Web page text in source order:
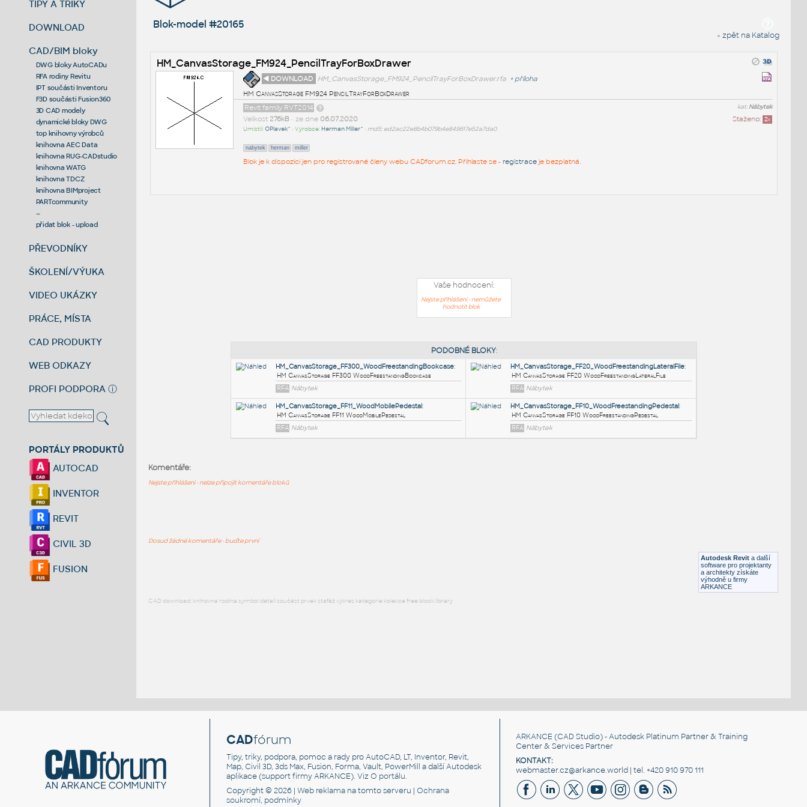
TIPY A TRIKY
DOWNLOAD
CAD/BIM bloky
DWG bloky AutoCADu
RFA rodiny Revitu
IPT součásti Inventoru
F3D součásti Fusion360
3D CAD modely
dynamické bloky DWG
top knihovny výrobců
knihovna AEC Data
knihovna RUG-CADstudio
knihovna WATG
knihovna TDCZ
knihovna BIMproject
PARTcommunity
--
přidat blok - upload
PŘEVODNÍKY
ŠKOLENÍ/VÝUKA
VIDEO UKÁZKY
PRÁCE, MÍSTA
CAD PRODUKTY
WEB ODKAZY
PROFI PODPORA ⓘ
PORTÁLY PRODUKTŮ
AUTOCAD
INVENTOR
REVIT
CIVIL 3D
FUSION
Blok-model #20165
« zpět na Katalog
HM_CanvasStorage_FM924_PencilTrayForBoxDrawer
◄ DOWNLOAD HM_CanvasStorage_FM924_PencilTrayForBoxDrawer.rfa + příloha
HM CanvasStorage FM924 PencilTrayForBoxDrawer
kat:Nábytek
Revit family RVT2014
Staženo: 2x
Velikost 276kB• ze dne 06.07.2020
Umístil:OPlavek^ • Výrobce: Herman Miller^ • md5: ed2ac22e8b4b079b4e849617e52a7da0
nabytek herman miller
Blok je k dispozici jen pro registrované členy webu CADforum.cz. Přihlaste se - registraceje bezplatná.
Vaše hodnocení:
Nejste přihlášeni - nemůžete
hodnotit blok
Autodesk Revit a další
software pro projektanty
a architekty získáte
výhodně u firmy
ARKANCE
Komentáře:
Nejste přihlášeni - nelze připojit komentáře bloků
Dosud žádné komentáře - buďte první
CAD download: knihovna rodina symbol detail součást prvek stafáž výkres kategorie kolekce free block library
CADfórum
Tipy, triky, podpora, pomoc a rady pro AutoCAD, LT, Inventor, Revit,
Map, Civil 3D, 3ds Max, Fusion, Forma, Vault, PowerMill a další Autodesk
aplikace (support firmy ARKANCE). VizO portálu.
Copyright © 2026 |Web reklama na tomto serveru |Ochrana
soukromí, podmínky
ARKANCE (CAD Studio) - Autodesk Platinum Partner & Training
Center & Services Partner
KONTAKT:
webmaster.cz@arkance.world | tel. +420 910 970 111